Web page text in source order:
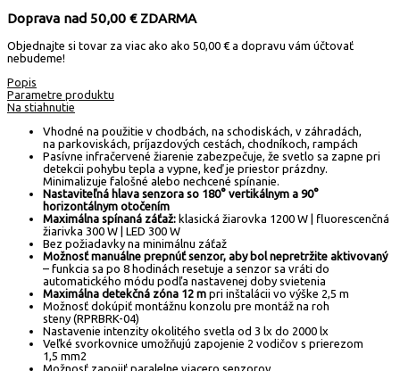
Doprava nad 50,00 € ZDARMA
Objednajte si tovar za viac ako ako 50,00 € a dopravu vám účtovať
nebudeme!
Popis
Parametre produktu
Na stiahnutie
Vhodné na použitie v chodbách, na schodiskách, v záhradách,
na parkoviskách, príjazdových cestách, chodníkoch, rampách
Pasívne infračervené žiarenie zabezpečuje, že svetlo sa zapne pri
detekcii pohybu tepla a vypne, keď je priestor prázdny.
Minimalizuje falošné alebo nechcené spínanie.
Nastaviteľná hlava senzora so 180° vertikálnym a 90°
horizontálnym otočením
Maximálna spínaná záťaž: klasická žiarovka 1200 W | fluorescenčná
žiarivka 300 W | LED 300 W
Bez požiadavky na minimálnu záťaž
Možnosť manuálne prepnúť senzor, aby bol nepretržite aktivovaný
– funkcia sa po 8 hodinách resetuje a senzor sa vráti do
automatického módu podľa nastavenej doby svietenia
Maximálna detekčná zóna 12 m pri inštalácii vo výške 2,5 m
Možnosť dokúpiť montážnu konzolu pre montáž na roh
steny (RPRBRK-04)
Nastavenie intenzity okolitého svetla od 3 lx do 2000 lx
Veľké svorkovnice umožňujú zapojenie 2 vodičov s prierezom
1,5 mm2
Možnosť zapojiť paralelne viacero senzorov